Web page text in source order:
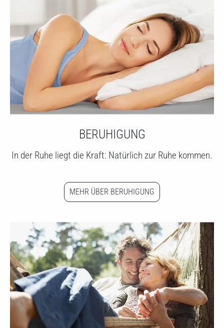
BERUHIGUNG
In der Ruhe liegt die Kraft: Natürlich zur Ruhe kommen.
MEHR ÜBER BERUHIGUNG